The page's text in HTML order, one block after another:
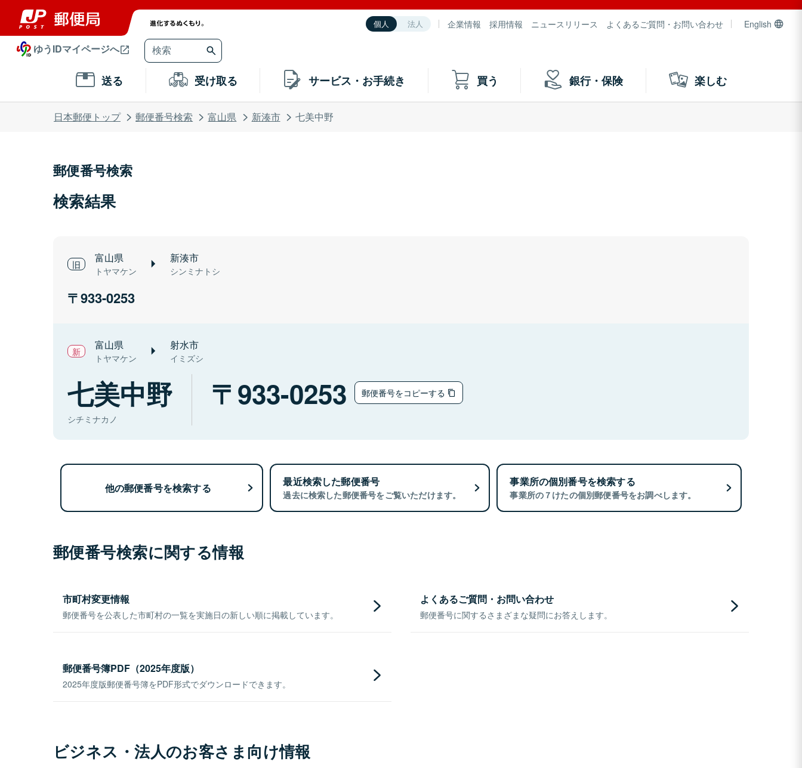
個人 法人 企業情報 採用情報 ニュースリリース よくあるご質問・お問い合わせ English
ゆうIDマイページへ
送る 受け取る サービス・お手続き 買う 銀行・保険 楽しむ
日本郵便トップ 郵便番号検索 富山県 新湊市 七美中野
郵便番号検索
検索結果
富山県
トヤマケン
新湊市
シンミナトシ
933-0253
富山県
トヤマケン
射水市
イミズシ
七美中野
シチミナカノ
933-0253 郵便番号をコピーする
他の郵便番号を検索する 最近検索した郵便番号
過去に検索した郵便番号をご覧いただけます。
事業所の個別番号を検索する
事業所の７けたの個別郵便番号をお調べします。
郵便番号検索に関する情報
市町村変更情報
郵便番号を公表した市町村の一覧を実施日の新しい順に掲載しています。
よくあるご質問・お問い合わせ
郵便番号に関するさまざまな疑問にお答えします。
郵便番号簿PDF（2025年度版）
2025年度版郵便番号簿をPDF形式でダウンロードできます。
ビジネス・法人のお客さま向け情報